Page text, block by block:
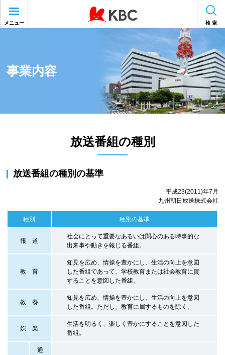
メニュー 検 索
事業内容
放送番組の種別
放送番組の種別の基準
平成23(2011)年7月
九州朝日放送株式会社
種別 種別の基準
報 道
社会にとって重要なあるいは関心のある時事的な
出来事や動きを報じる番組。
教 育
知見を広め、情操を豊かにし、生活の向上を意図
した番組であって、学校教育または社会教育に資
することを意図した番組。
教 養
知見を広め、情操を豊かにし、生活の向上を意図
した番組。ただし、教育に属するものを除く。
娯 楽
生活を明るく、楽しく豊かにすることを意図した
番組。
通